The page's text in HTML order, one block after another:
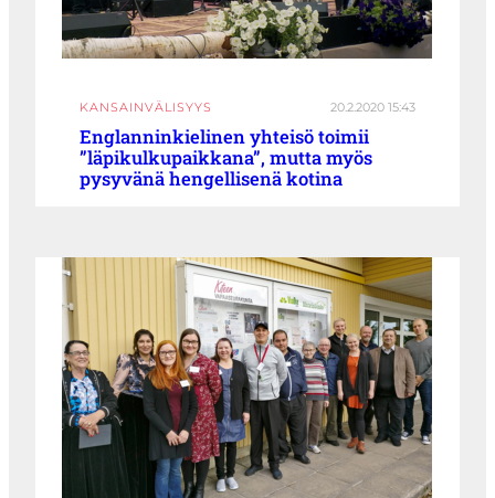
KANSAINVÄLISYYS 20.2.2020 15:43
Englanninkielinen yhteisö toimii
”läpikulkupaikkana”, mutta myös
pysyvänä hengellisenä kotina